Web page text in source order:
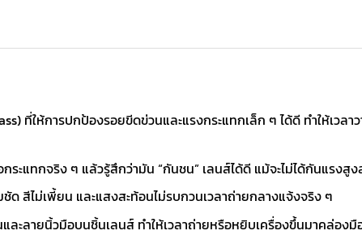
ที่ให้การปกป้องรอยขีดข่วนและแรงกระแทกเล็ก ๆ ได้ดี ทำให้เวลา
ะแทกจริง ๆ แล้วรู้สึกว่ามัน “กันชน” เลนส์ได้ดี แม้จะไม่ได้กันแรงสู
สีไม่เพี้ยน และแสงสะท้อนไม่รบกวนเวลาถ่ายกลางแจ้งจริง ๆ
ะลายนิ้วมือบนชิ้นเลนส์ ทำให้เวลาถ่ายหรือหยิบเครื่องขึ้นมาคล่องมื